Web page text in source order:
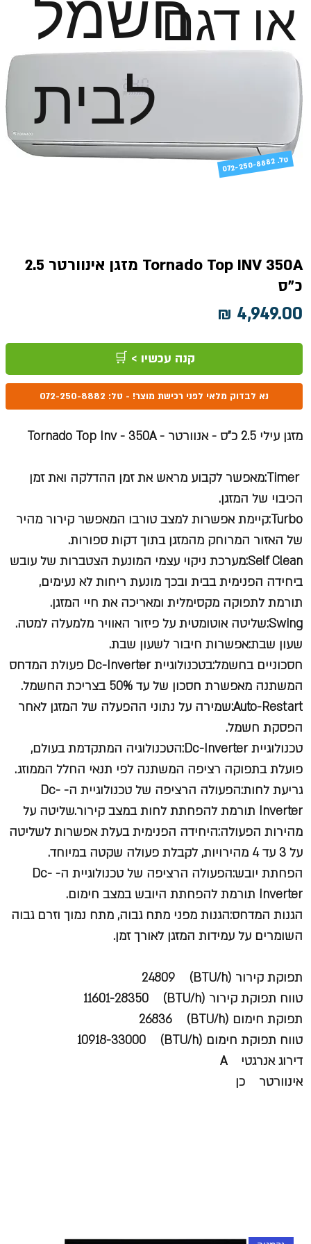
או דגם
לבית
Tornado Top INV 350A מזגן אינוורטר 2.5
כ"ס
קנה עכשיו > 🛒
נא לבדוק מלאי לפני רכישת מוצר! - טל: 072-250-8882
מזגן עילי 2.5 כ"ס - אנוורטר - Tornado Top Inv - 350A
Timer:מאפשר לקבוע מראש את זמן ההדלקה ואת זמן
הכיבוי של המזגן.
Turbo:קיימת אפשרות למצב טורבו המאפשר קירור מהיר
של האזור המרוחק מהמזגן בתוך דקות ספורות.
Self Clean:מערכת ניקוי עצמי המונעת הצטברות של עובש
ביחידה הפנימית בבית ובכך מונעת ריחות לא נעימים,
תורמת לתפוקה מקסימלית ומאריכה את חיי המזגן.
Swing:שליטה אוטומטית על פיזור האוויר מלמעלה למטה.
שעון שבת:אפשרות חיבור לשעון שבת.
חסכוניים בחשמל:בטכנולוגיית Dc-Inverter פעולת המדחס
המשתנה מאפשרת חסכון של עד 50% בצריכת החשמל.
Auto-Restart:שמירה על נתוני ההפעלה של המזגן לאחר
הפסקת חשמל.
טכנולוגיית Dc-Inverter:הטכנולוגיה המתקדמת בעולם,
פועלת בתפוקה רציפה המשתנה לפי תנאי החלל הממוזג.
גריעת לחות:הפעולה הרציפה של טכנולוגיית ה- Dc-
Inverter תורמת להפחתת לחות במצב קירור.שליטה על
מהירות הפעולה:היחידה הפנימית בעלת אפשרות לשליטה
על 3 עד 4 מהירויות, לקבלת פעולה שקטה במיוחד.
הפחתת יובש:הפעולה הרציפה של טכנולוגיית ה- Dc-
Inverter תורמת להפחתת היובש במצב חימום.
הגנות המדחס:הגנות מפני מתח גבוה, מתח נמוך וזרם גבוה
השומרים על עמידות המזגן לאורך זמן.
תפוקת קירור (BTU/h) 24809
טווח תפוקת קירור (BTU/h) 11601-28350
תפוקת חימום (BTU/h) 26836
טווח תפוקת חימום (BTU/h) 10918-33000
דירוג אנרגטי A
אינוורטר כן
072-250-8882 .טל